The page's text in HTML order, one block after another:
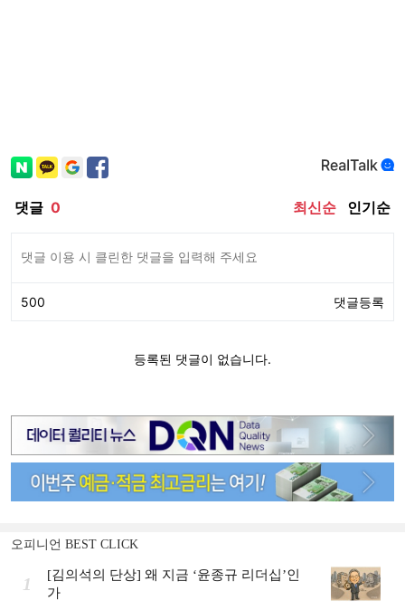
오피니언 BEST CLICK
1
[김의석의 단상] 왜 지금 ‘윤종규 리더십’인
가